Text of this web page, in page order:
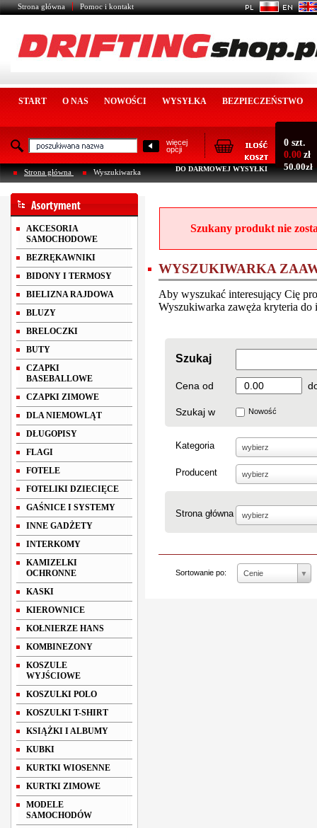
Strona główna Pomoc i kontakt
START O NAS NOWOŚCI WYSYŁKA BEZPIECZEŃSTWO
więcej
opcji
0 szt.
0.00 zł
DO DARMOWEJ WYSYŁKI 50.00zł
Strona główna Wyszukiwarka
AKCESORIA
SAMOCHODOWE
BEZRĘKAWNIKI
BIDONY I TERMOSY
BIELIZNA RAJDOWA
BLUZY
BRELOCZKI
BUTY
CZAPKI
BASEBALLOWE
CZAPKI ZIMOWE
DLA NIEMOWLĄT
DŁUGOPISY
FLAGI
FOTELE
FOTELIKI DZIECIĘCE
GAŚNICE I SYSTEMY
INNE GADŻETY
INTERKOMY
KAMIZELKI
OCHRONNE
KASKI
KIEROWNICE
KOŁNIERZE HANS
KOMBINEZONY
KOSZULE
WYJŚCIOWE
KOSZULKI POLO
KOSZULKI T-SHIRT
KSIĄŻKI I ALBUMY
KUBKI
KURTKI WIOSENNE
KURTKI ZIMOWE
MODELE
SAMOCHODÓW
Szukany produkt nie
WYSZUKIWARKA
Aby wyszukać interesujący Cię
Wyszukiwarka zawęża kryteria do
Szukaj
Cena od
Szukaj w Nowość
Kategoria wybierz
Producent wybierz
Strona główna wybierz
Sortowanie po: Cenie